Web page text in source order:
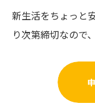
新生活をちょっと
り次第締切なので